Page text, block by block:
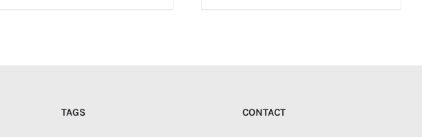
TAGS CONTACT